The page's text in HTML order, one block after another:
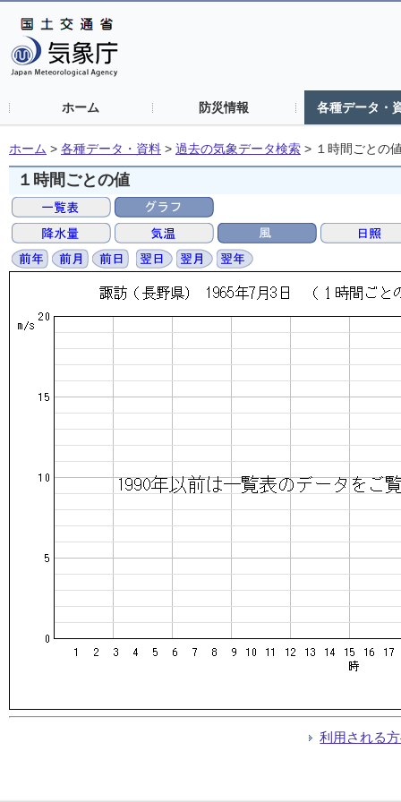
ホーム 防災情報 各種データ・
ホーム > 各種データ・資料 > 過去の気象データ検索 > １時間ごとの
１時間ごとの値
利用される